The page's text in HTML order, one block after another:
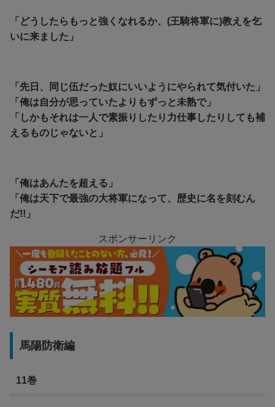
「どうしたらもっと強くなれるか、(王騎将軍に)教えを乞
いに来ました」
「先日、同じ伍だった奴にいいようにやられて気付いた」
「俺は自分が思っていたよりもずっと未熟で」
「しかもそれは一人で素振りしたり力仕事したりしても補
えるものじゃないと」
「俺はあんたを超える」
「俺は天下で最強の大将軍になって、歴史に名を刻むん
だ!!」
スポンサーリンク
馬陽防衛編
11巻